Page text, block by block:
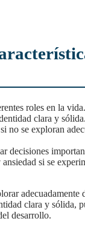
roles en la vida.
clara y sólida.
no se exploran
decisiones
si se
clara y sólida,
desarrollo.